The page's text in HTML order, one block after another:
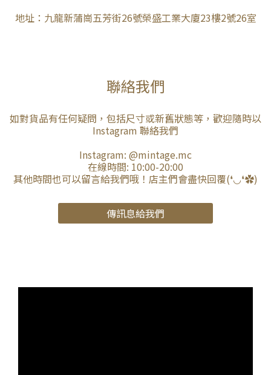
地址：九龍新蒲崗五芳街26號榮盛工業大廈23樓2號26室
聯絡我們
如對貨品有任何疑問，包括尺寸或新舊狀態等，歡迎隨時以
Instagram 聯絡我們
Instagram: @mintage.mc
在線時間: 10:00-20:00
其他時間也可以留言給我們哦！店主們會盡快回覆(❛◡❛✿)
傳訊息給我們